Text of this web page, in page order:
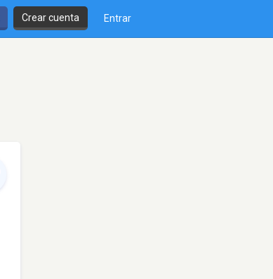
Crear cuenta Entrar